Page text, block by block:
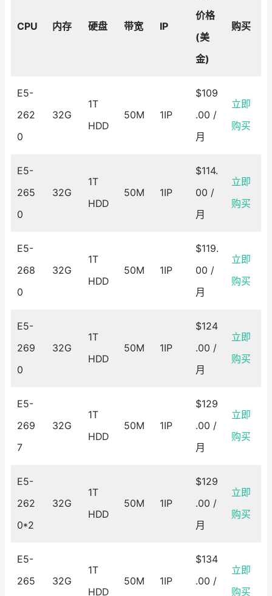
CPU 内存 硬盘 带宽 IP
价格
(美
金)
购买
E5-
262
0
32G
1T
HDD
50M 1IP
$109
.00 /
月
立即
购买
E5-
265
0
32G
1T
HDD
50M 1IP
$114.
00 /
月
立即
购买
E5-
268
0
32G
1T
HDD
50M 1IP
$119.
00 /
月
立即
购买
E5-
269
0
32G
1T
HDD
50M 1IP
$124
.00 /
月
立即
购买
E5-
269
7
32G
1T
HDD
50M 1IP
$129
.00 /
月
立即
购买
E5-
262
0*2
32G
1T
HDD
50M 1IP
$129
.00 /
月
立即
购买
E5-
265
32G
1T
HDD
50M 1IP
$134
.00 /
立即
购买